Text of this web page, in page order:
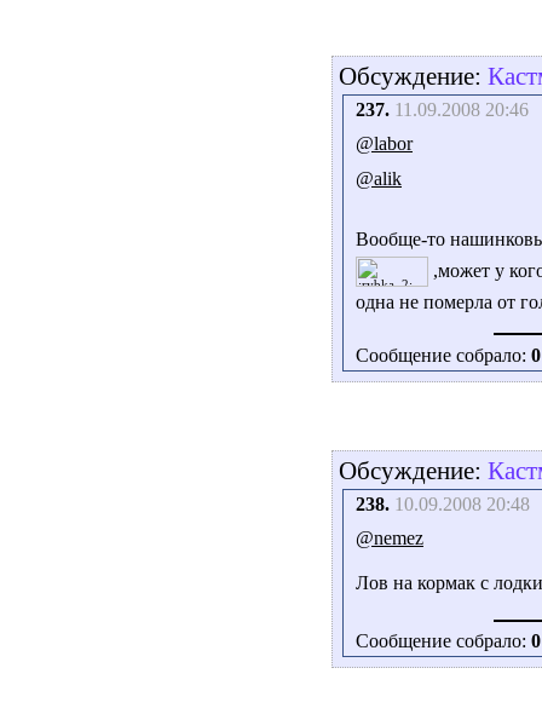
Обсуждение:
237. 11.09.2008 20:46
@labor
@alik
Вообще-то
,может у
одна не померла от
Сообщение собрало: 0
Обсуждение:
238. 10.09.2008 20:48
@nemez
Лов на кормак с
Сообщение собрало: 0